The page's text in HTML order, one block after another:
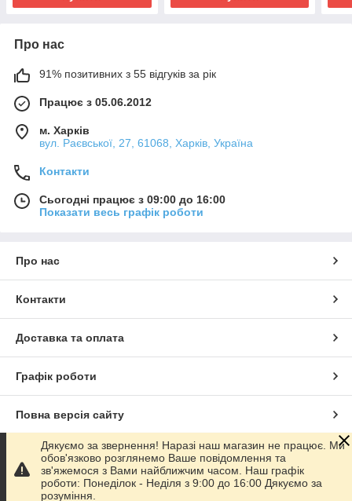
Про нас
91% позитивних з 55 відгуків за рік
Працює з 05.06.2012
м. Харків
вул. Раєвської, 27, 61068, Харків, Україна
Контакти
Сьогодні працює з 09:00 до 16:00
Показати весь графік роботи
Про нас
Контакти
Доставка та оплата
Графік роботи
Повна версія сайту
Сайт створено на маркетплейсіProm.ua
Політика конфіденційності
Дякуємо за звернення! Наразі наш магазин не працює. Ми
обов'язково розглянемо Ваше повідомлення та
зв'яжемося з Вами найближчим часом. Наш графік
роботи: Понеділок - Неділя з 9:00 до 16:00 Дякуємо за
розуміння.